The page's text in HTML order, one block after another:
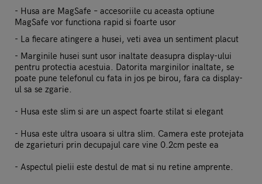
- Husa are MagSafe – accesoriile cu aceasta optiune
MagSafe vor functiona rapid si foarte usor
- La fiecare atingere a husei, veti avea un sentiment placut
- Marginile husei sunt usor inaltate deasupra display-ului
pentru protectia acestuia. Datorita marginilor inaltate, se
poate pune telefonul cu fata in jos pe birou, fara ca display-
ul sa se zgarie.
- Husa este slim si are un aspect foarte stilat si elegant
- Husa este ultra usoara si ultra slim. Camera este protejata
de zgarieturi prin decupajul care vine 0.2cm peste ea
- Aspectul pielii este destul de mat si nu retine amprente.